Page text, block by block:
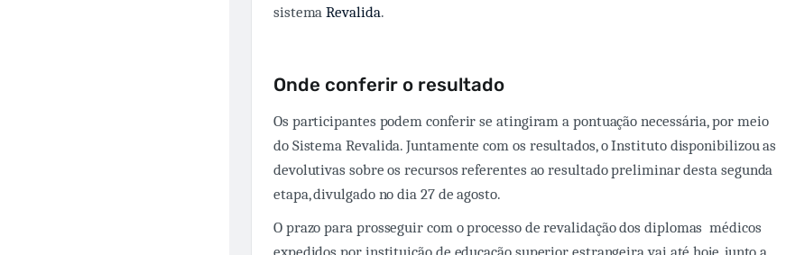
sistemaRevalida.
Onde conferir o resultado
Os participantes podem conferir se atingiram a pontuação necessária, por meio
do Sistema Revalida. Juntamente com os resultados, o Instituto disponibilizou as
devolutivas sobre os recursos referentes ao resultado preliminar desta segunda
etapa, divulgado no dia 27 de agosto.
O prazo para prosseguir com o processo de revalidação dos diplomas médicos